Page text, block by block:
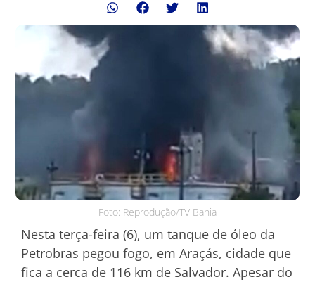
Foto: Reprodução/TV Bahia
Nesta terça-feira (6), um tanque de óleo da
Petrobras pegou fogo, em Araçás, cidade que
fica a cerca de 116 km de Salvador. Apesar do